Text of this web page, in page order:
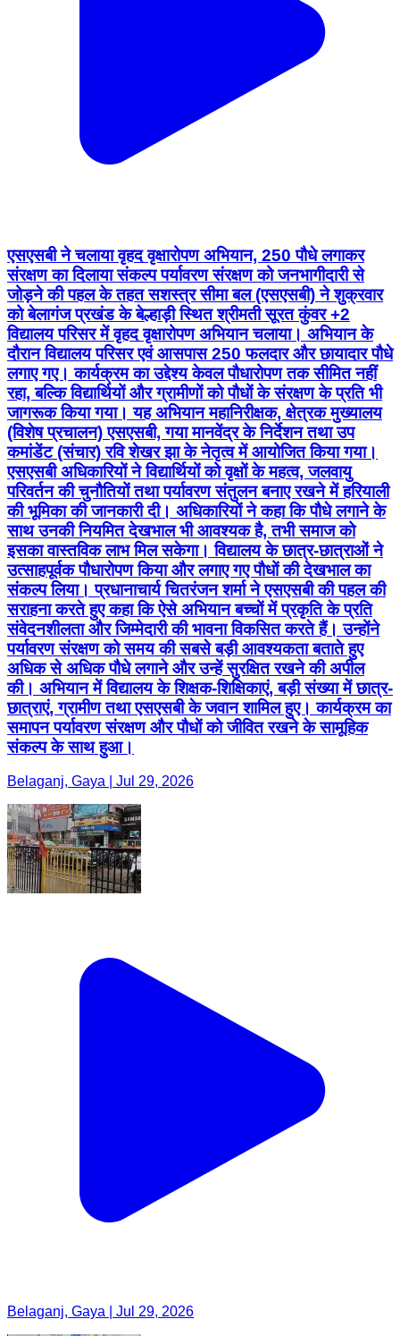
एसएसबी ने चलाया वृहद वृक्षारोपण अभियान, 250 पौधे लगाकर
संरक्षण का दिलाया संकल्प पर्यावरण संरक्षण को जनभागीदारी से
जोड़ने की पहल के तहत सशस्त्र सीमा बल (एसएसबी) ने शुक्रवार
को बेलागंज प्रखंड के बेल्हाड़ी स्थित श्रीमती सूरत कुंवर +2
विद्यालय परिसर में वृहद वृक्षारोपण अभियान चलाया। अभियान के
दौरान विद्यालय परिसर एवं आसपास 250 फलदार और छायादार पौधे
लगाए गए। कार्यक्रम का उद्देश्य केवल पौधारोपण तक सीमित नहीं
रहा, बल्कि विद्यार्थियों और ग्रामीणों को पौधों के संरक्षण के प्रति भी
जागरूक किया गया। यह अभियान महानिरीक्षक, क्षेत्रक मुख्यालय
(विशेष प्रचालन) एसएसबी, गया मानवेंद्र के निर्देशन तथा उप
कमांडेंट (संचार) रवि शेखर झा के नेतृत्व में आयोजित किया गया।
एसएसबी अधिकारियों ने विद्यार्थियों को वृक्षों के महत्व, जलवायु
परिवर्तन की चुनौतियों तथा पर्यावरण संतुलन बनाए रखने में हरियाली
की भूमिका की जानकारी दी। अधिकारियों ने कहा कि पौधे लगाने के
साथ उनकी नियमित देखभाल भी आवश्यक है, तभी समाज को
इसका वास्तविक लाभ मिल सकेगा। विद्यालय के छात्र-छात्राओं ने
उत्साहपूर्वक पौधारोपण किया और लगाए गए पौधों की देखभाल का
संकल्प लिया। प्रधानाचार्य चितरंजन शर्मा ने एसएसबी की पहल की
सराहना करते हुए कहा कि ऐसे अभियान बच्चों में प्रकृति के प्रति
संवेदनशीलता और जिम्मेदारी की भावना विकसित करते हैं। उन्होंने
पर्यावरण संरक्षण को समय की सबसे बड़ी आवश्यकता बताते हुए
अधिक से अधिक पौधे लगाने और उन्हें सुरक्षित रखने की अपील
की। अभियान में विद्यालय के शिक्षक-शिक्षिकाएं, बड़ी संख्या में छात्र-
छात्राएं, ग्रामीण तथा एसएसबी के जवान शामिल हुए। कार्यक्रम का
समापन पर्यावरण संरक्षण और पौधों को जीवित रखने के सामूहिक
संकल्प के साथ हुआ।
Belaganj, Gaya | Jul 29, 2026
Belaganj, Gaya | Jul 29, 2026